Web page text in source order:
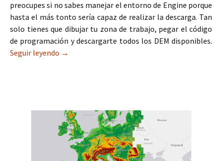
preocupes si no sabes manejar el entorno de Engine porque
hasta el más tonto sería capaz de realizar la descarga. Tan
solo tienes que dibujar tu zona de trabajo, pegar el código
de programación y descargarte todos los DEM disponibles.
Seguir leyendo Cómo descargar todos los DEM mundiales de
→